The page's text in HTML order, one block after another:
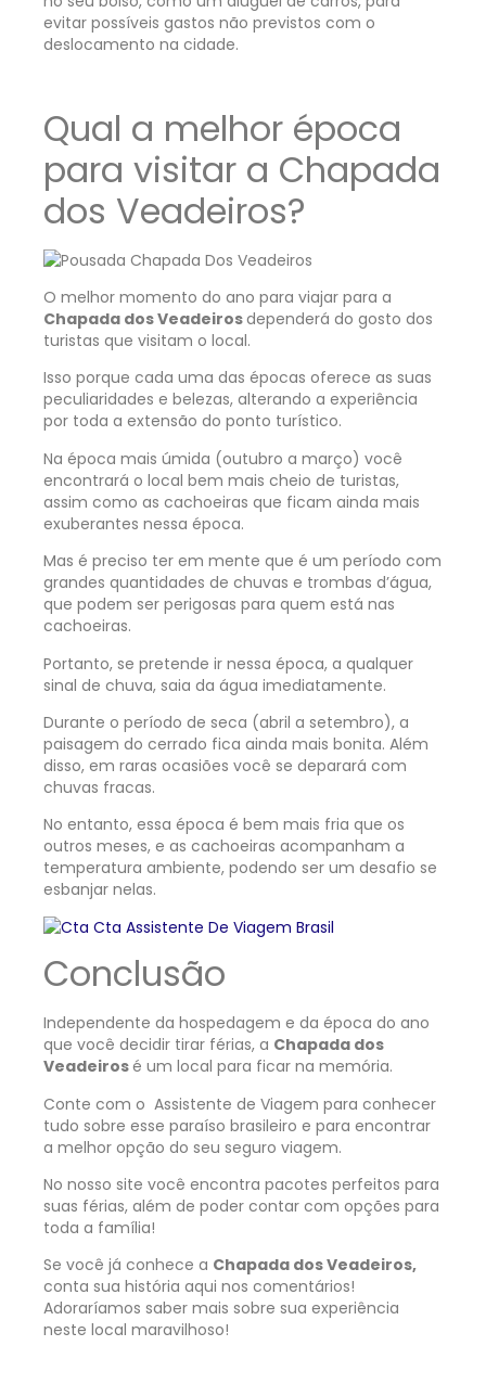
evitar possíveis gastos não previstos com o
deslocamento na cidade.
Qual a melhor época
para visitar a Chapada
dos Veadeiros?
O melhor momento do ano para viajar para a
Chapada dos Veadeirosdependerá do gosto dos
turistas que visitam o local.
Isso porque cada uma das épocas oferece as suas
peculiaridades e belezas, alterando a experiência
por toda a extensão do ponto turístico.
Na época mais úmida (outubro a março) você
encontrará o local bem mais cheio de turistas,
assim como as cachoeiras que ficam ainda mais
exuberantes nessa época.
Mas é preciso ter em mente que é um período com
grandes quantidades de chuvas e trombas d’água,
que podem ser perigosas para quem está nas
cachoeiras.
Portanto, se pretende ir nessa época, a qualquer
sinal de chuva, saia da água imediatamente.
Durante o período de seca (abril a setembro), a
paisagem do cerrado fica ainda mais bonita. Além
disso, em raras ocasiões você se deparará com
chuvas fracas.
No entanto, essa época é bem mais fria que os
outros meses, e as cachoeiras acompanham a
temperatura ambiente, podendo ser um desafio se
esbanjar nelas.
Conclusão
Independente da hospedagem e da época do ano
que você decidir tirar férias, a Chapada dos
Veadeirosé um local para ficar na memória.
Conte com o Assistente de Viagem para conhecer
tudo sobre esse paraíso brasileiro e para encontrar
a melhor opção do seu seguro viagem.
No nosso site você encontra pacotes perfeitos para
suas férias, além de poder contar com opções para
toda a família!
Se você já conhece a Chapada dos Veadeiros,
conta sua história aqui nos comentários!
Adoraríamos saber mais sobre sua experiência
neste local maravilhoso!